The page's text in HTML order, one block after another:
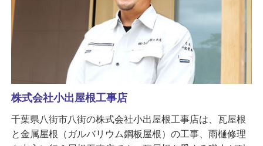
株式会社小出屋根工事店
千葉県八街市八街の株式会社小出屋根工事店は、瓦屋根
と金属屋根（ガルバリウム鋼板屋根）の工事、雨樋修理